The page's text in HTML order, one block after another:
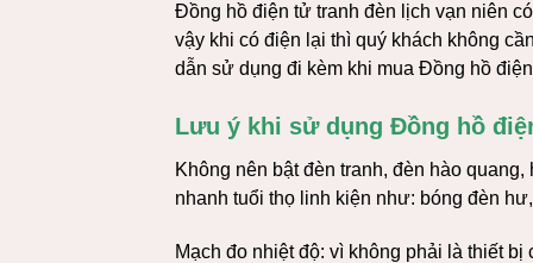
Đồng hồ điện tử tranh đèn lịch vạn niên
vậy khi có điện lại thì quý khách không
dẫn sử dụng đi kèm khi mua Đồng hồ
Lưu ý khi sử dụng Đồng hồ
Không nên bật đèn tranh, đèn hào
nhanh tuổi thọ linh kiện như: bóng đèn
Mạch đo nhiệt độ: vì không phải là thiết